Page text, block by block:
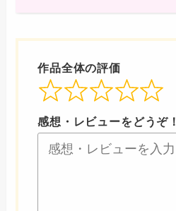
作品全体の評価
感想・レビューをどうぞ！